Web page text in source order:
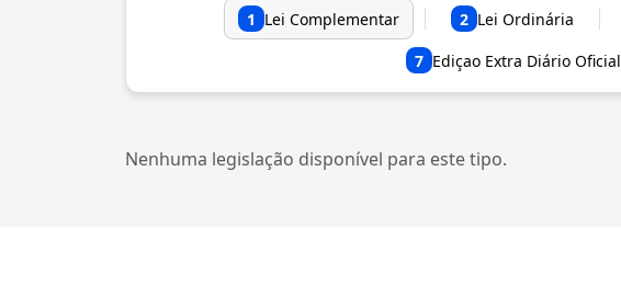
1 Lei Complementar 2 Lei Ordinária
7 Ediçao Extra Diário Oficial
Nenhuma legislação disponível para este tipo.